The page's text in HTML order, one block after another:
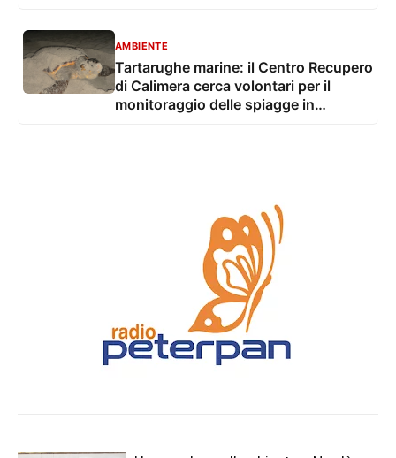
AMBIENTE
Tartarughe marine: il Centro Recupero
di Calimera cerca volontari per il
monitoraggio delle spiagge in